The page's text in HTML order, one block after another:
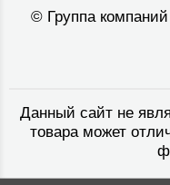
© Группа
Данный сайт не
товара может